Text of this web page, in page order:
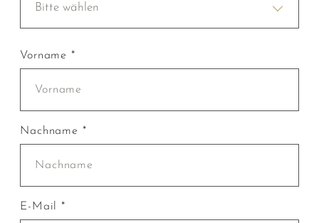
Bitte wählen
Vorname *
Nachname *
E-Mail *